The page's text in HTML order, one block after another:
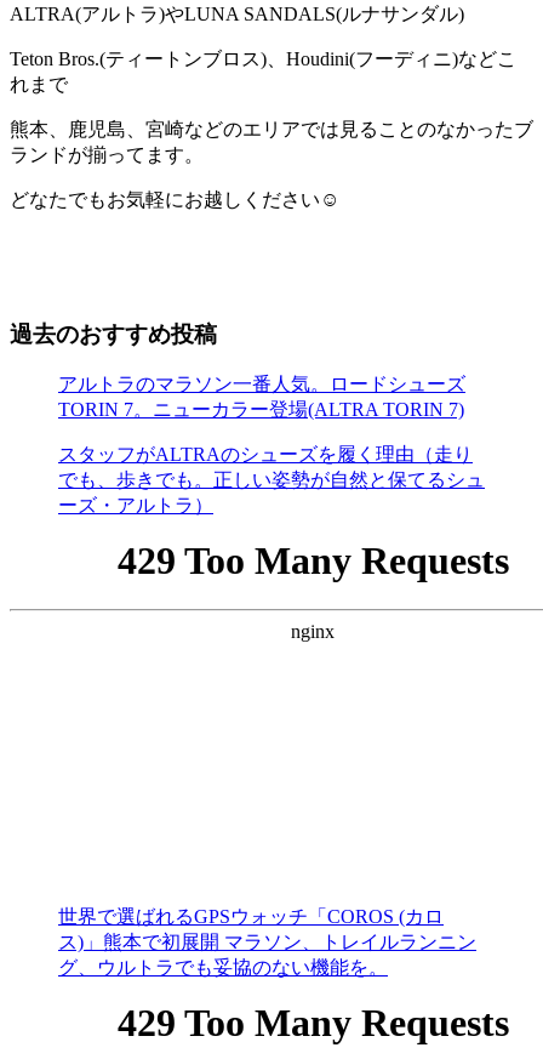
ALTRA(アルトラ)やLUNA SANDALS(ルナサンダル)
Teton Bros.(ティートンブロス)、Houdini(フーディニ)などこ
れまで
熊本、鹿児島、宮崎などのエリアでは見ることのなかったブ
ランドが揃ってます。
どなたでもお気軽にお越しください☺️
過去のおすすめ投稿
アルトラのマラソン一番人気。ロードシューズ
TORIN 7。ニューカラー登場(ALTRA TORIN 7)
スタッフがALTRAのシューズを履く理由（走り
でも、歩きでも。正しい姿勢が自然と保てるシュ
ーズ・アルトラ）
世界で選ばれるGPSウォッチ「COROS (カロ
ス)」熊本で初展開 マラソン、トレイルランニン
グ、ウルトラでも妥協のない機能を。